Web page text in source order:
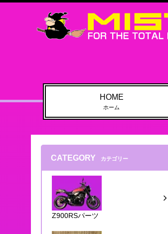
HOME
ホーム
CATEGORY カテゴリー
Z900RSパーツ